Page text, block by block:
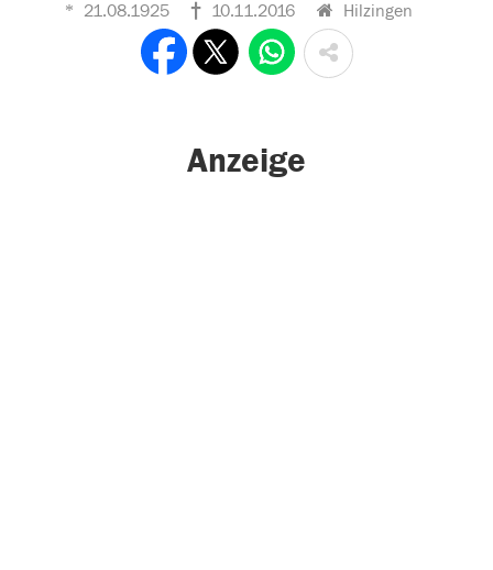
21.08.1925 10.11.2016 Hilzingen
Anzeige